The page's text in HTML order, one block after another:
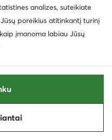
The North Face
Naminės šlepetės · Balta
80,00
analizes, suteikiate
poreikius atitinkantį turinį
įmanoma labiau Jūsų